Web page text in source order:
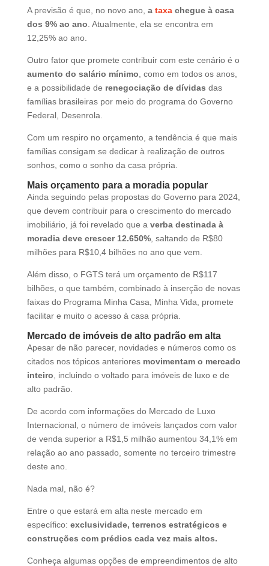
A previsão é que, no novo ano, ataxachegue à casa
dos 9% ao ano . Atualmente, ela se encontra em
12,25% ao ano.
Outro fator que promete contribuir com este cenário é o
aumento do salário mínimo , como em todos os anos,
e a possibilidade de renegociação de dívidas das
famílias brasileiras por meio do programa do Governo
Federal, Desenrola.
Com um respiro no orçamento, a tendência é que mais
famílias consigam se dedicar à realização de outros
sonhos, como o sonho da casa própria.
Mais orçamento para a moradia popular
Ainda seguindo pelas propostas do Governo para 2024,
que devem contribuir para o crescimento do mercado
imobiliário, já foi revelado que a verba destinada à
moradia deve crescer 12.650%, saltando de R$80
milhões para R$10,4 bilhões no ano que vem.
Além disso, o FGTS terá um orçamento de R$117
bilhões, o que também, combinado à inserção de novas
faixas do Programa Minha Casa, Minha Vida, promete
facilitar e muito o acesso à casa própria.
Mercado de imóveis de alto padrão em alta
Apesar de não parecer, novidades e números como os
citados nos tópicos anteriores movimentam o mercado
inteiro , incluindo o voltado para imóveis de luxo e de
alto padrão.
De acordo com informações do Mercado de Luxo
Internacional, o número de imóveis lançados com valor
de venda superior a R$1,5 milhão aumentou 34,1% em
relação ao ano passado, somente no terceiro trimestre
deste ano.
Nada mal, não é?
Entre o que estará em alta neste mercado em
específico: exclusividade, terrenos estratégicos e
construções com prédios cada vez mais altos.
Conheça algumas opções de empreendimentos de alto